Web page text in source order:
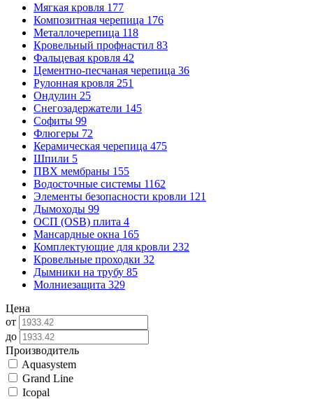
Мягкая кровля 177
Композитная черепица 176
Металлочерепица 118
Кровельный профнастил 83
Фальцевая кровля 42
Цементно-песчаная черепица 36
Рулонная кровля 251
Ондулин 25
Снегозадержатели 145
Софиты 99
Флюгеры 72
Керамическая черепица 475
Шпили 5
ПВХ мембраны 155
Водосточные системы 1162
Элементы безопасности кровли 121
Дымоходы 99
ОСП (OSB) плита 4
Мансардные окна 165
Комплектующие для кровли 232
Кровельные проходки 32
Дымники на трубу 85
Молниезащита 329
Цена
от
до
Производитель
Aquasystem
Grand Line
Icopal